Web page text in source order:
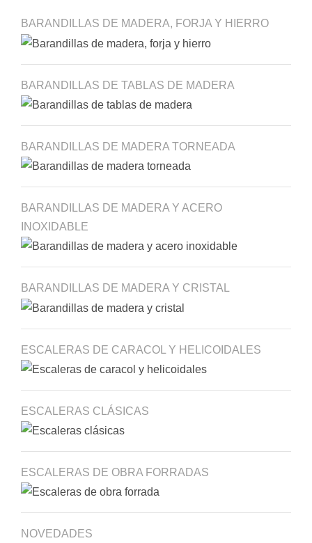
BARANDILLAS DE MADERA, FORJA Y HIERRO
BARANDILLAS DE TABLAS DE MADERA
BARANDILLAS DE MADERA TORNEADA
BARANDILLAS DE MADERA Y ACERO
INOXIDABLE
BARANDILLAS DE MADERA Y CRISTAL
ESCALERAS DE CARACOL Y HELICOIDALES
ESCALERAS CLÁSICAS
ESCALERAS DE OBRA FORRADAS
NOVEDADES